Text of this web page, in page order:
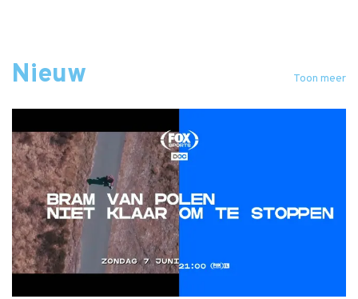
Nieuw Toon meer